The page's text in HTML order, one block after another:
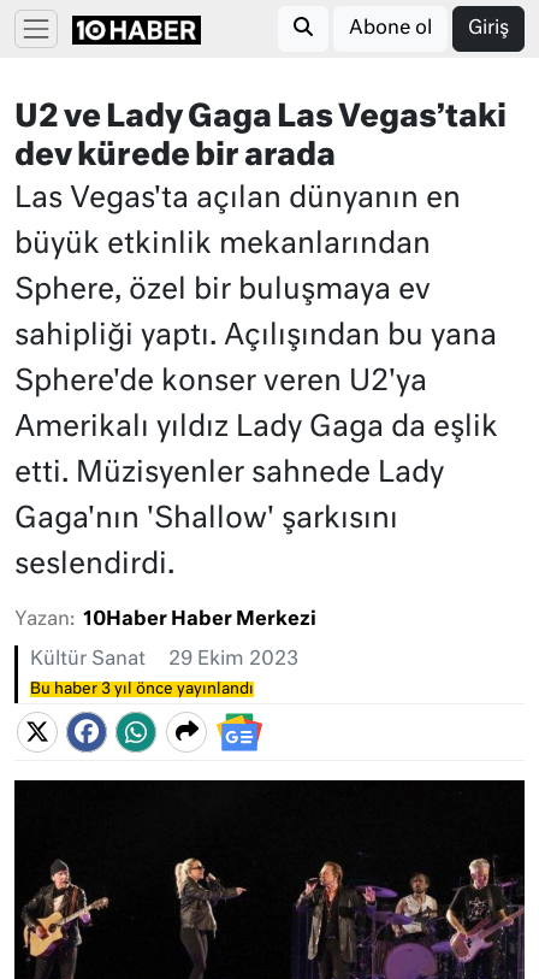
Abone ol Giriş
U2 ve Lady Gaga Las Vegas’taki
dev kürede bir arada
Las Vegas'ta açılan dünyanın en
büyük etkinlik mekanlarından
Sphere, özel bir buluşmaya ev
sahipliği yaptı. Açılışından bu yana
Sphere'de konser veren U2'ya
Amerikalı yıldız Lady Gaga da eşlik
etti. Müzisyenler sahnede Lady
Gaga'nın 'Shallow' şarkısını
seslendirdi.
Yazan: 10Haber Haber Merkezi
Kültür Sanat 29 Ekim 2023
Bu haber 3 yıl önce yayınlandı